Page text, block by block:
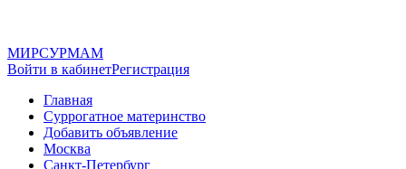
МИРСУРМАМ
Войти в кабинетРегистрация
Главная
Суррогатное материнство
Добавить объявление
Москва
Санкт-Петербург